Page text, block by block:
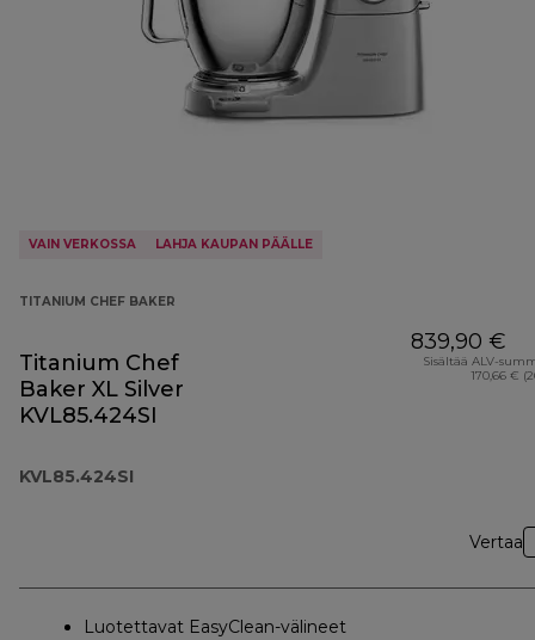
VAIN VERKOSSA LAHJA KAUPAN PÄÄLLE
TITANIUM CHEF BAKER
Titanium Chef
Baker XL Silver
KVL85.424SI
KVL85.424SI
839,90 €
Sisältää ALV-
170,66 €
Vertaa
Luotettavat EasyClean-välineet